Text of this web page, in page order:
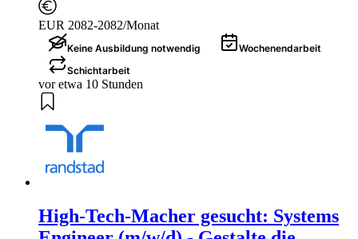
EUR 2082-2082/Monat
Keine Ausbildung notwendig
Wochenendarbeit
Schichtarbeit
vor etwa 10 Stunden
High-Tech-Macher gesucht: Systems